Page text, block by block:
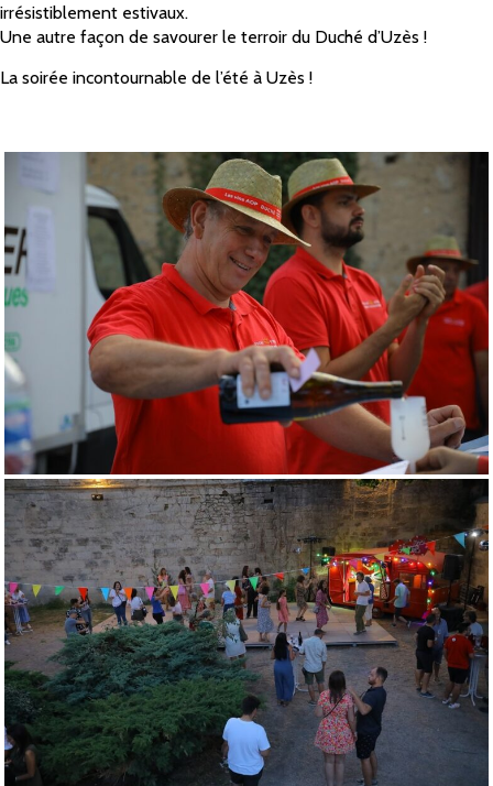
irrésistiblement estivaux.
Une autre façon de savourer le terroir du Duché d’Uzès !
La soirée incontournable de l’été à Uzès !